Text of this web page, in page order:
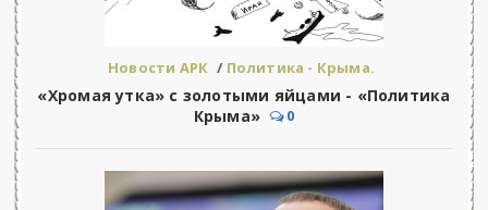
Новости АРК / Политика - Крыма.
«Хромая утка» с золотыми яйцами - «Политика
Крыма»
0